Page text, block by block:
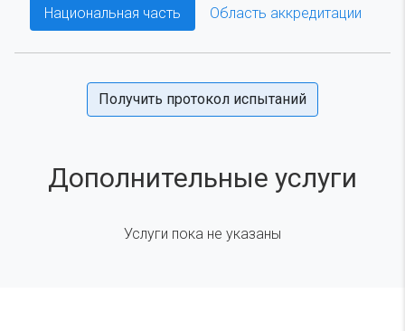
Национальная часть Область аккредитации
Получить протокол испытаний
Дополнительные услуги
Услуги пока не указаны